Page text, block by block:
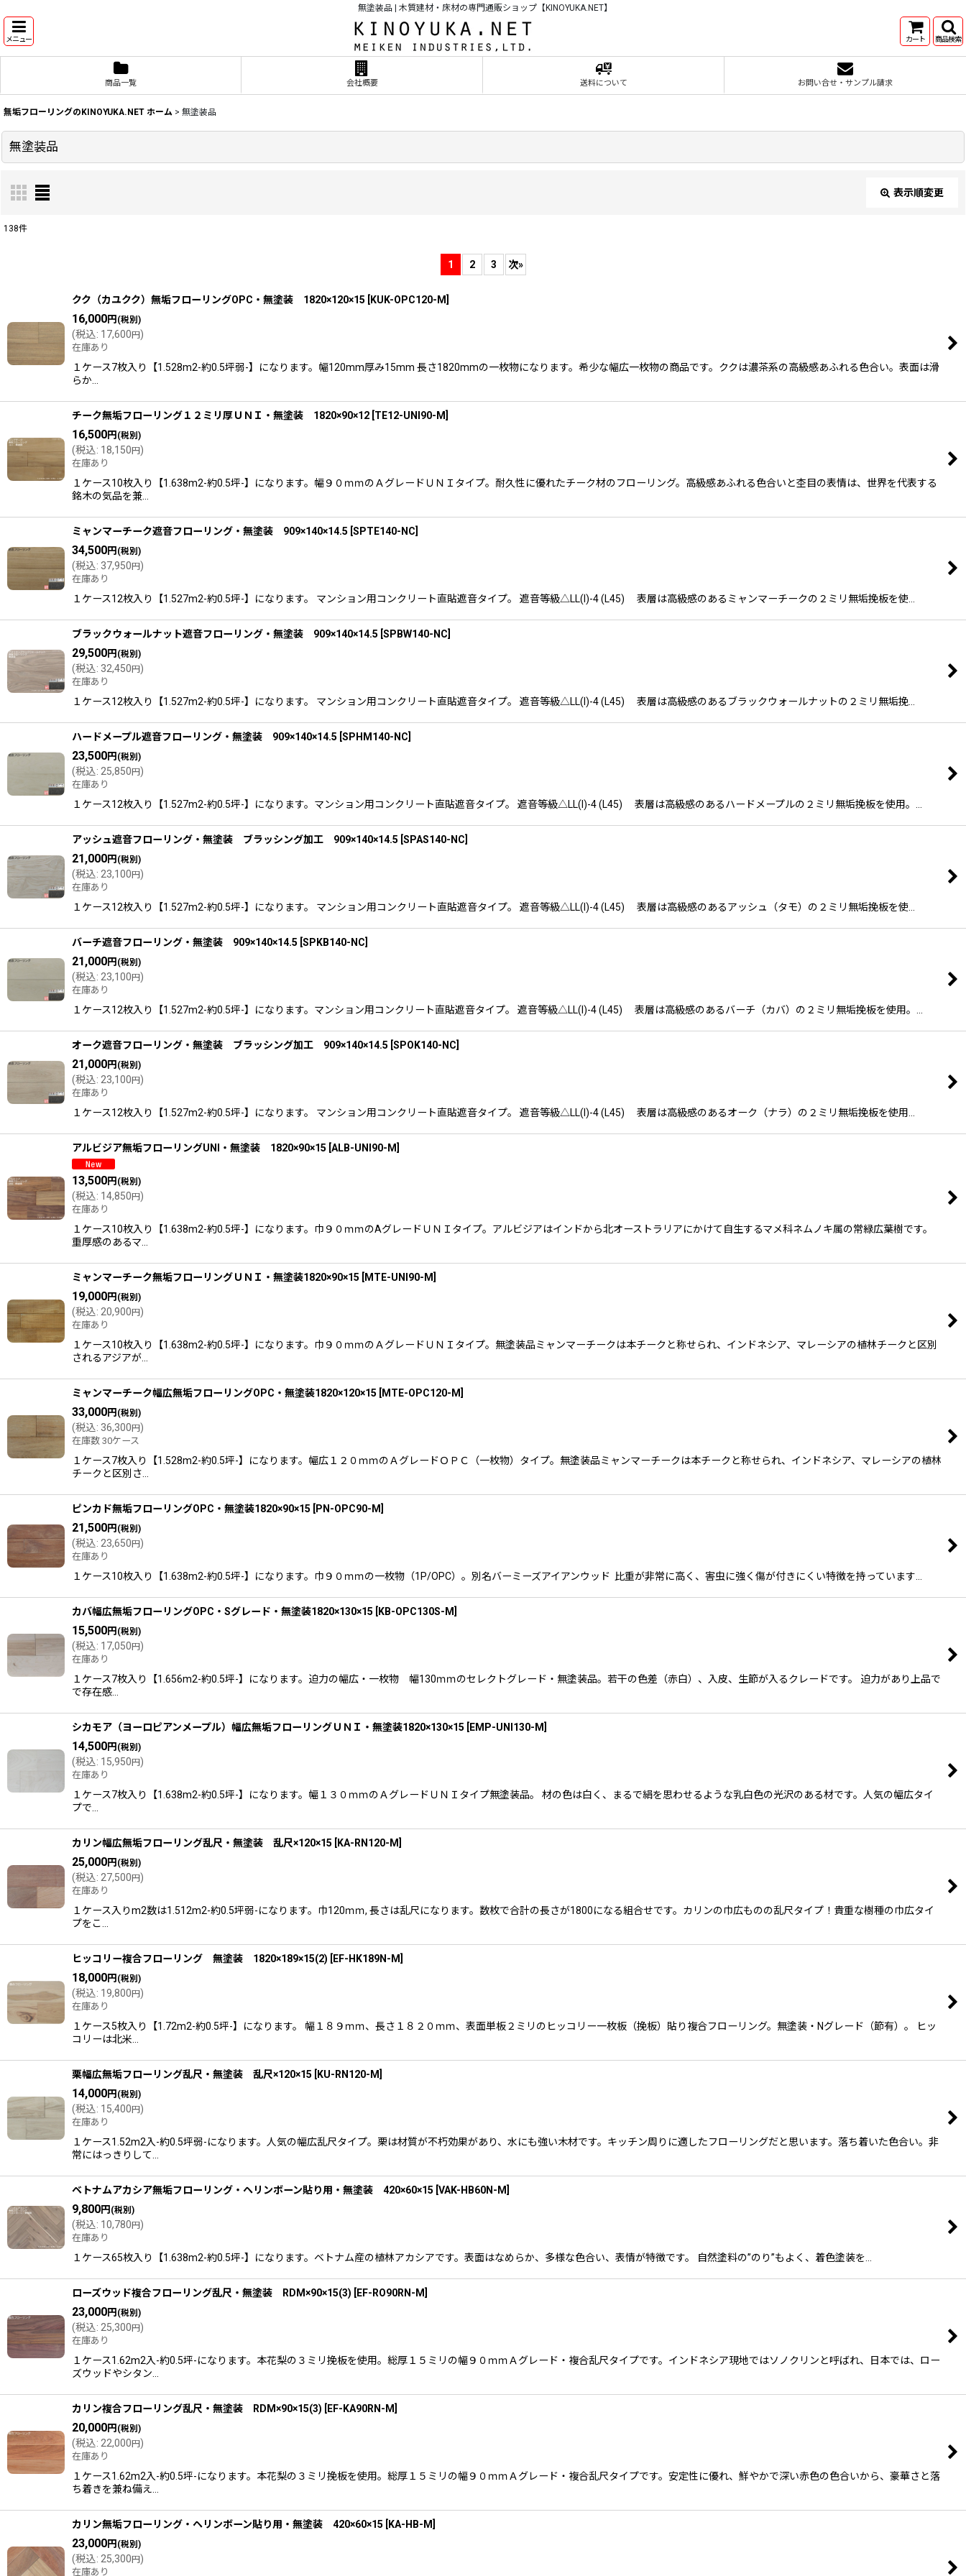
無塗装品 | 木質建材・床材の専門通販ショップ【KINOYUKA.NET】
メニュー カート 商品検索
商品一覧 会社概要 送料について お問い合せ・サンプル請求
無垢フローリングのKINOYUKA.NET ホーム > 無塗装品
無塗装品
表示順変更
138件
1 2 3 次»
クク（カユクク）無垢フローリングOPC・無塗装 1820×120×15 KUK-OPC120-M
16,000円 (税別)
(税込: 17,600 円 )
在庫あり
１ケース7枚入り【1.528m2-約0.5坪弱-】になります。幅120mm厚み15mm 長さ1820mmの一枚物になります。希少な幅広一枚物の商品です。ククは濃茶系の高級感あふれる色合い。表面は滑
らか…
チーク無垢フローリング１２ミリ厚ＵＮＩ・無塗装 1820×90×12 TE12-UNI90-M
16,500円 (税別)
(税込: 18,150 円 )
在庫あり
１ケース10枚入り【1.638m2-約0.5坪-】になります。幅９０ｍｍのＡグレードＵＮＩタイプ。耐久性に優れたチーク材のフローリング。高級感あふれる色合いと杢目の表情は、世界を代表する
銘木の気品を兼…
ミャンマーチーク遮音フローリング・無塗装 909×140×14.5 SPTE140-NC
34,500円 (税別)
(税込: 37,950 円 )
在庫あり
１ケース12枚入り【1.527m2-約0.5坪-】になります。 マンション用コンクリート直貼遮音タイプ。 遮音等級△LL(I)-4 (L45) 表層は高級感のあるミャンマーチークの２ミリ無垢挽板を使…
ブラックウォールナット遮音フローリング・無塗装 909×140×14.5 SPBW140-NC
29,500円 (税別)
(税込: 32,450 円 )
在庫あり
１ケース12枚入り【1.527m2-約0.5坪-】になります。 マンション用コンクリート直貼遮音タイプ。 遮音等級△LL(I)-4 (L45) 表層は高級感のあるブラックウォールナットの２ミリ無垢挽…
ハードメープル遮音フローリング・無塗装 909×140×14.5 SPHM140-NC
23,500円 (税別)
(税込: 25,850 円 )
在庫あり
１ケース12枚入り【1.527m2-約0.5坪-】になります。マンション用コンクリート直貼遮音タイプ。 遮音等級△LL(I)-4 (L45) 表層は高級感のあるハードメープルの２ミリ無垢挽板を使用。…
アッシュ遮音フローリング・無塗装 ブラッシング加工 909×140×14.5 SPAS140-NC
21,000円 (税別)
(税込: 23,100 円 )
在庫あり
１ケース12枚入り【1.527m2-約0.5坪-】になります。 マンション用コンクリート直貼遮音タイプ。 遮音等級△LL(I)-4 (L45) 表層は高級感のあるアッシュ（タモ）の２ミリ無垢挽板を使…
バーチ遮音フローリング・無塗装 909×140×14.5 SPKB140-NC
21,000円 (税別)
(税込: 23,100 円 )
在庫あり
１ケース12枚入り【1.527m2-約0.5坪-】になります。マンション用コンクリート直貼遮音タイプ。 遮音等級△LL(I)-4 (L45) 表層は高級感のあるバーチ（カバ）の２ミリ無垢挽板を使用。…
オーク遮音フローリング・無塗装 ブラッシング加工 909×140×14.5 SPOK140-NC
21,000円 (税別)
(税込: 23,100 円 )
在庫あり
１ケース12枚入り【1.527m2-約0.5坪-】になります。 マンション用コンクリート直貼遮音タイプ。 遮音等級△LL(I)-4 (L45) 表層は高級感のあるオーク（ナラ）の２ミリ無垢挽板を使用…
アルビジア無垢フローリングUNI・無塗装 1820×90×15 ALB-UNI90-M
13,500円 (税別)
(税込: 14,850円)
在庫あり
１ケース10枚入り【1.638m2-約0.5坪-】になります。巾９０ｍｍのAグレードＵＮＩタイプ。アルビジアはインドから北オーストラリアにかけて自生するマメ科ネムノキ属の常緑広葉樹です。
重厚感のあるマ…
ミャンマーチーク無垢フローリングＵＮＩ・無塗装1820×90×15 MTE-UNI90-M
19,000円 (税別)
(税込: 20,900円)
在庫あり
１ケース10枚入り【1.638m2-約0.5坪-】になります。巾９０ｍｍのＡグレードＵＮＩタイプ。無塗装品ミャンマーチークは本チークと称せられ、インドネシア、マレーシアの植林チークと区別
されるアジアが…
ミャンマーチーク幅広無垢フローリングOPC・無塗装1820×120×15 MTE-OPC120-M
33,000円 (税別)
(税込: 36,300円)
在庫数 30ケース
１ケース7枚入り【1.528m2-約0.5坪-】になります。幅広１２０ｍｍのＡグレードＯＰＣ（一枚物）タイプ。無塗装品ミャンマーチークは本チークと称せられ、インドネシア、マレーシアの植林
チークと区別さ…
ピンカド無垢フローリングOPC・無塗装1820×90×15 PN-OPC90-M
21,500円 (税別)
(税込: 23,650円)
在庫あり
１ケース10枚入り【1.638m2-約0.5坪-】になります。巾９０ｍｍの一枚物（1P/OPC）。別名バーミーズアイアンウッド 比重が非常に高く、害虫に強く傷が付きにくい特徴を持っています…
カバ幅広無垢フローリングOPC・Sグレード・無塗装1820×130×15 KB-OPC130S-M
15,500円 (税別)
(税込: 17,050円)
在庫あり
１ケース7枚入り【1.656m2-約0.5坪-】になります。迫力の幅広・一枚物 幅130ｍｍのセレクトグレード・無塗装品。若干の色差（赤白）、入皮、生節が入るクレードです。 迫力があり上品で
で存在感…
シカモア（ヨーロピアンメープル）幅広無垢フローリングＵＮＩ・無塗装1820×130×15 EMP-UNI130-M
14,500円 (税別)
(税込: 15,950円)
在庫あり
１ケース7枚入り【1.638m2-約0.5坪-】になります。幅１３０ｍｍのＡグレードＵＮＩタイプ無塗装品。 材の色は白く、まるで絹を思わせるような乳白色の光沢のある材です。人気の幅広タイ
プで…
カリン幅広無垢フローリング乱尺・無塗装 乱尺×120×15 KA-RN120-M
25,000円 (税別)
(税込: 27,500円)
在庫あり
１ケース入りm2数は1.512m2-約0.5坪弱-になります。巾120ｍｍ, 長さは乱尺になります。数枚で合計の長さが1800になる組合せです。カリンの巾広ものの乱尺タイプ！貴重な樹種の巾広タイ
プをこ…
ヒッコリー複合フローリング 無塗装 1820×189×15(2) EF-HK189N-M
18,000円 (税別)
(税込: 19,800円)
在庫あり
１ケース5枚入り【1.72m2-約0.5坪-】になります。 幅１８９ｍｍ、長さ１８２０ｍｍ、表面単板２ミリのヒッコリー一枚板（挽板）貼り複合フローリング。無塗装・Nグレード（節有）。 ヒッ
コリーは北米…
栗幅広無垢フローリング乱尺・無塗装 乱尺×120×15 KU-RN120-M
14,000円 (税別)
(税込: 15,400円)
在庫あり
１ケース1.52m2入-約0.5坪弱-になります。人気の幅広乱尺タイプ。栗は材質が不朽効果があり、水にも強い木材です。キッチン周りに適したフローリングだと思います。落ち着いた色合い。非
常にはっきりして…
ベトナムアカシア無垢フローリング・ヘリンボーン貼り用・無塗装 420×60×15 VAK-HB60N-M
9,800円 (税別)
(税込: 10,780円)
在庫あり
１ケース65枚入り【1.638m2-約0.5坪-】になります。ベトナム産の植林アカシアです。表面はなめらか、多様な色合い、表情が特徴です。 自然塗料の”のり”もよく、着色塗装を…
ローズウッド複合フローリング乱尺・無塗装 RDM×90×15(3) EF-RO90RN-M
23,000円 (税別)
(税込: 25,300円)
在庫あり
１ケース1.62m2入-約0.5坪-になります。本花梨の３ミリ挽板を使用。総厚１５ミリの幅９０ｍｍＡグレード・複合乱尺タイプです。インドネシア現地ではソノクリンと呼ばれ、日本では、ロー
ズウッドやシタン…
カリン複合フローリング乱尺・無塗装 RDM×90×15(3) EF-KA90RN-M
20,000円 (税別)
(税込: 22,000円)
在庫あり
１ケース1.62m2入-約0.5坪-になります。本花梨の３ミリ挽板を使用。総厚１５ミリの幅９０ｍｍＡグレード・複合乱尺タイプです。安定性に優れ、鮮やかで深い赤色の色合いから、豪華さと落
ち着きを兼ね備え…
カリン無垢フローリング・ヘリンボーン貼り用・無塗装 420×60×15 KA-HB-M
23,000円 (税別)
(税込: 25,300円)
在庫あり